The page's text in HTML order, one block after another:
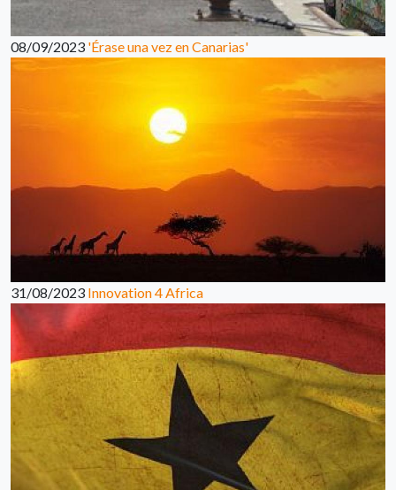
08/09/2023 'Érase una vez en Canarias'
31/08/2023 Innovation 4 Africa